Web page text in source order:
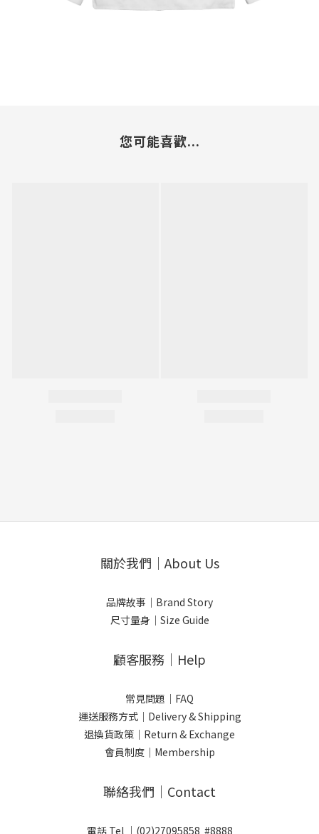
您可能喜歡...
關於我們｜About Us
品牌故事｜Brand Story
尺寸量身｜Size Guide
顧客服務｜Help
常見問題｜FAQ
運送服務方式｜Delivery & Shipping
退換貨政策｜Return & Exchange
會員制度｜Membership
聯絡我們｜Contact
電話 Tel ｜(02)27095858 #8888